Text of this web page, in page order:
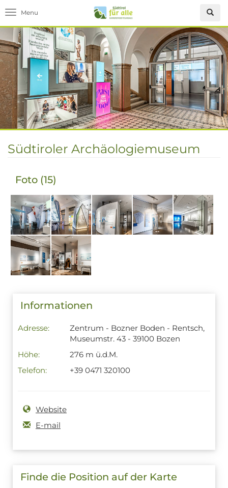
Toggle navigation
Südtiroler Archäologiemuseum
Foto (15)
Informationen
Adresse:
Zentrum - Bozner Boden - Rentsch,
Museumstr. 43 - 39100 Bozen
Höhe:
276 m ü.d.M.
Telefon:
+39 0471 320100
Website
E-mail
Finde die Position auf der Karte